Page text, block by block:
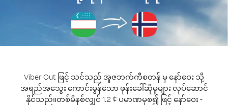
Viber Out ဖြင့် သင်သည် အူဇဘက်ကီစတန် မှ နော်ဝေး သို့
အရည်အသွေး ကောင်းမွန်သော ဖုန်းခေါ်ဆိုမှုများ လုပ်ဆောင်
နိုင်သည်။တစ်မိနစ်လျှင် 1.2 ¢ ပမာဏမှစ၍ ဖြင့် နော်ဝေး -